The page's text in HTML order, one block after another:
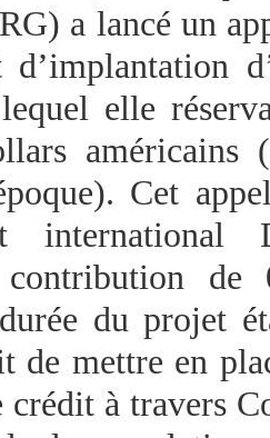
a lancé un
elle
américains
Cet
contribution
du projet
de mettre en
crédit à travers